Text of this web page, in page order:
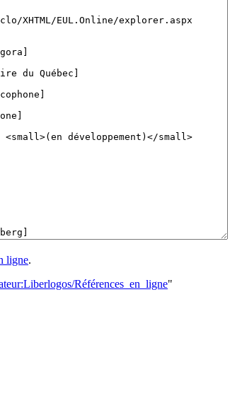
ligne.
Références_en_ligne"